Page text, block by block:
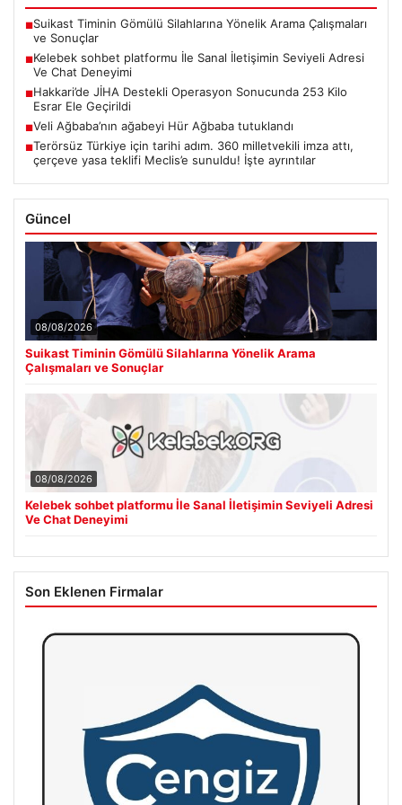
■Suikast Timinin Gömülü Silahlarına Yönelik Arama Çalışmaları
ve Sonuçlar
■Kelebek sohbet platformu İle Sanal İletişimin Seviyeli Adresi
Ve Chat Deneyimi
■Hakkari’de JİHA Destekli Operasyon Sonucunda 253 Kilo
Esrar Ele Geçirildi
■Veli Ağbaba’nın ağabeyi Hür Ağbaba tutuklandı
■Terörsüz Türkiye için tarihi adım. 360 milletvekili imza attı,
çerçeve yasa teklifi Meclis’e sunuldu! İşte ayrıntılar
Güncel
08/08/2026
Suikast Timinin Gömülü Silahlarına Yönelik Arama
Çalışmaları ve Sonuçlar
08/08/2026
Kelebek sohbet platformu İle Sanal İletişimin Seviyeli Adresi
Ve Chat Deneyimi
Son Eklenen Firmalar